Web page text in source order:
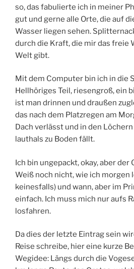
so, das fabulierte ich in meiner
gut und gerne alle Orte, die auf
Wasser liegen sehen.
durch die Kraft, die mir das freie
Welt gibt.
Mit dem Computer bin ich in die
Hellhöriges Teil, riesengroß, ein
ist man drinnen und draußen
das nach dem Platzregen am
Dach verlässt und in den
lauthals zu Boden fällt.
Ich bin ungepackt, okay, aber
Weiß noch nicht, wie ich morgen
keinesfalls) und wann, aber im
einfach. Ich muss mich nur aufs
losfahren.
Da dies der letzte Eintrag sein
Reise schreibe, hier eine kurze
Wegidee: Längs durch die